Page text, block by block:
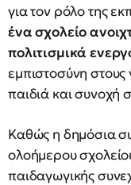
για τον ρόλο της
ένα σχολείο
πολιτισμικά
εμπιστοσύνη στους
παιδιά και συνοχή
Καθώς η δημόσια
ολοήμερου
παιδαγωγικής